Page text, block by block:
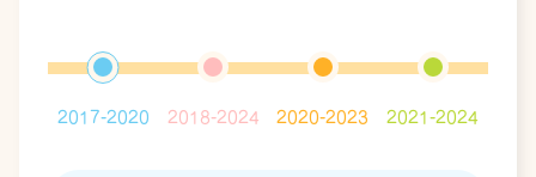
2017-2020 2018-2024 2020-2023 2021-2024